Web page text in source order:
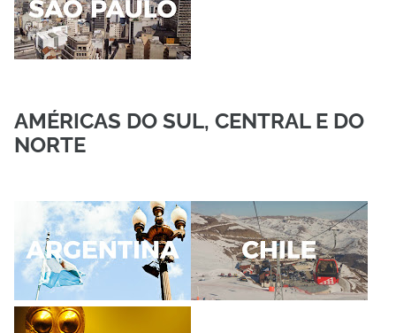
AMÉRICAS DO SUL, CENTRAL E DO
NORTE